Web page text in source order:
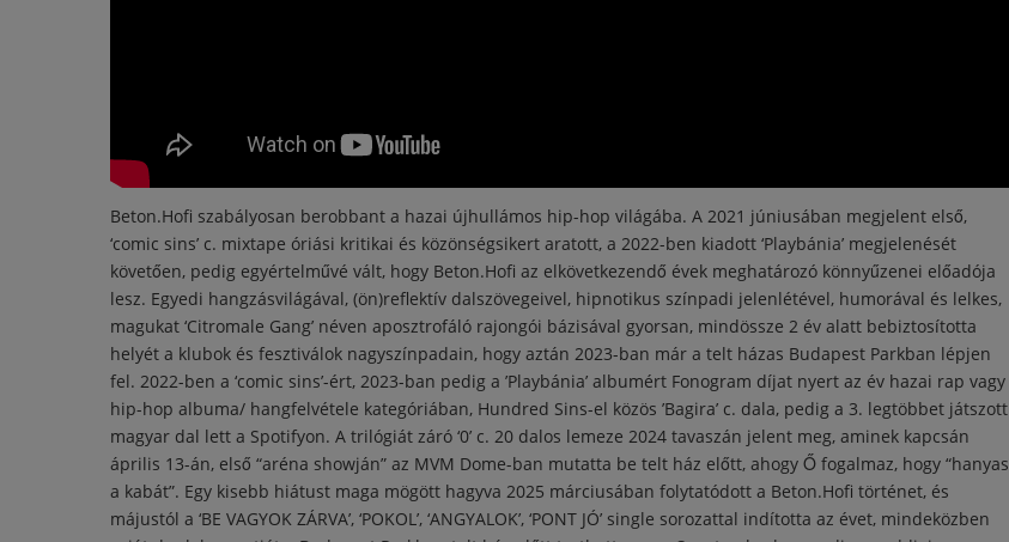
Beton.Hofi szabályosan berobbant a hazai újhullámos hip-hop világába. A 2021 júniusában megjelent első,
‘comic sins’ c. mixtape óriási kritikai és közönségsikert aratott, a 2022-ben kiadott ‘Playbánia’ megjelenését
követően, pedig egyértelművé vált, hogy Beton.Hofi az elkövetkezendő évek meghatározó könnyűzenei előadója
lesz. Egyedi hangzásvilágával, (ön)reflektív dalszövegeivel, hipnotikus színpadi jelenlétével, humorával és lelkes,
magukat ‘Citromale Gang’ néven aposztrofáló rajongói bázisával gyorsan, mindössze 2 év alatt bebiztosította
helyét a klubok és fesztiválok nagyszínpadain, hogy aztán 2023-ban már a telt házas Budapest Parkban lépjen
fel. 2022-ben a ‘comic sins’-ért, 2023-ban pedig a ’Playbánia’ albumért Fonogram díjat nyert az év hazai rap vagy
hip-hop albuma/ hangfelvétele kategóriában, Hundred Sins-el közös ’Bagira’ c. dala, pedig a 3. legtöbbet játszott
magyar dal lett a Spotifyon. A trilógiát záró ‘0’ c. 20 dalos lemeze 2024 tavaszán jelent meg, aminek kapcsán
április 13-án, első “aréna showján” az MVM Dome-ban mutatta be telt ház előtt, ahogy Ő fogalmaz, hogy “hanyas
a kabát”. Egy kisebb hiátust maga mögött hagyva 2025 márciusában folytatódott a Beton.Hofi történet, és
májustól a ‘BE VAGYOK ZÁRVA’, ‘POKOL’, ‘ANGYALOK’, ‘PONT JÓ’ single sorozattal indította az évet, mindeközben